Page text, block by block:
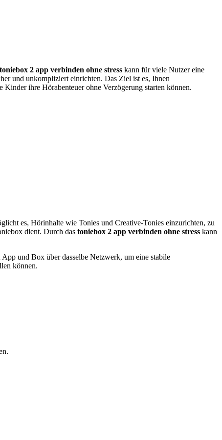
toniebox 2 app verbinden ohne stress kann für viele Nutzer eine
und unkompliziert einrichten. Das Ziel ist es, Ihnen
ihre Hörabenteuer ohne Verzögerung starten können.
es, Hörinhalte wie Tonies und Creative-Tonies einzurichten, zu
dient. Durch das toniebox 2 app verbinden ohne stress kann
und Box über dasselbe Netzwerk, um eine stabile
können.